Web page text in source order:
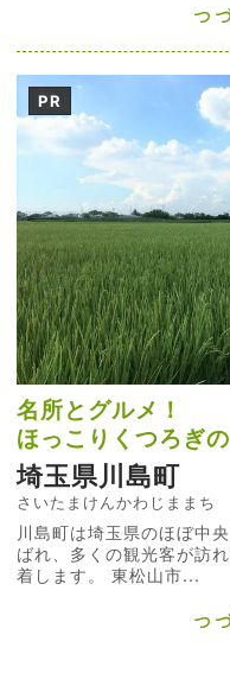
つ
PR
名所とグルメ！
ほっこりくつろぎ
埼玉県川島町
さいたまけんかわじままち
川島町は埼玉県のほぼ中
ばれ、多くの観光客が訪
着します。 東松山市...
つ